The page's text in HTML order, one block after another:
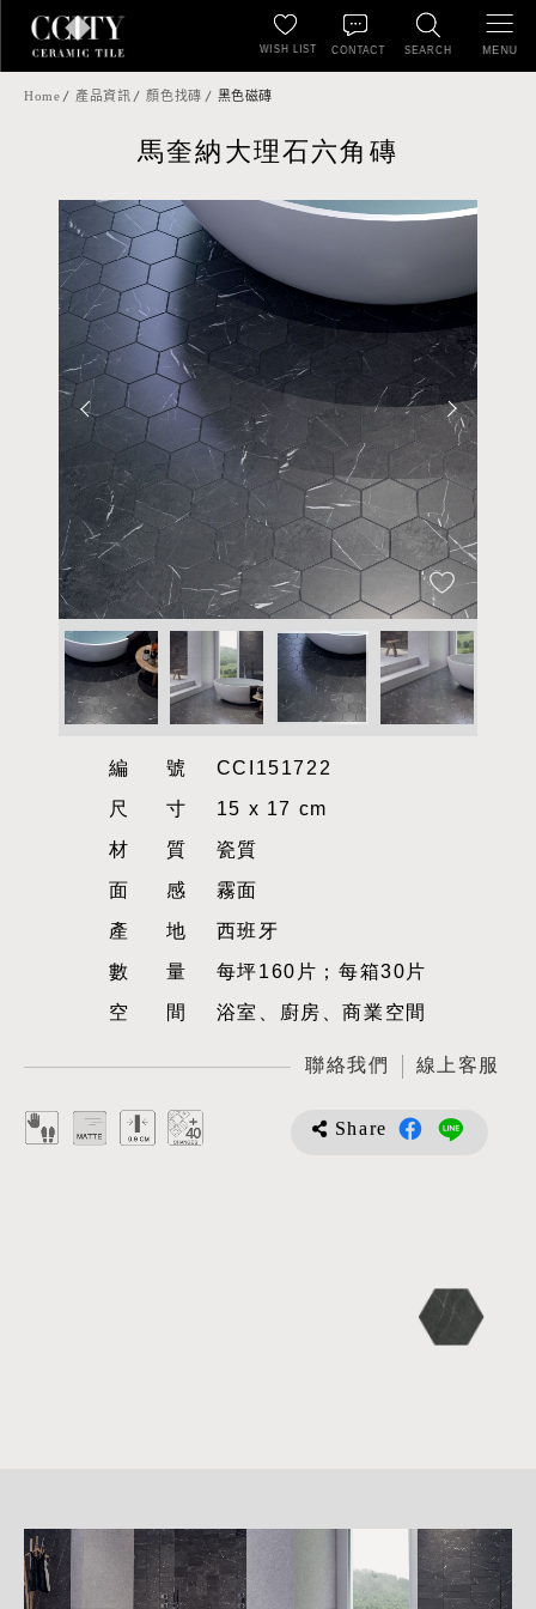
SEARCH
WISH LIST CONTACT MENU
Home 產品資訊 顏色找磚 黑色磁磚
馬奎納大理石六角磚
編號CCI151722
尺寸15 x 17 cm
材質瓷質
面感霧面
產地西班牙
數量每坪160片；每箱30片
空間浴室、廚房、商業空間
聯絡我們 線上客服
Share
詳
細